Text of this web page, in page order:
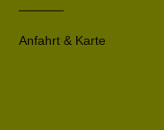
Anfahrt & Karte